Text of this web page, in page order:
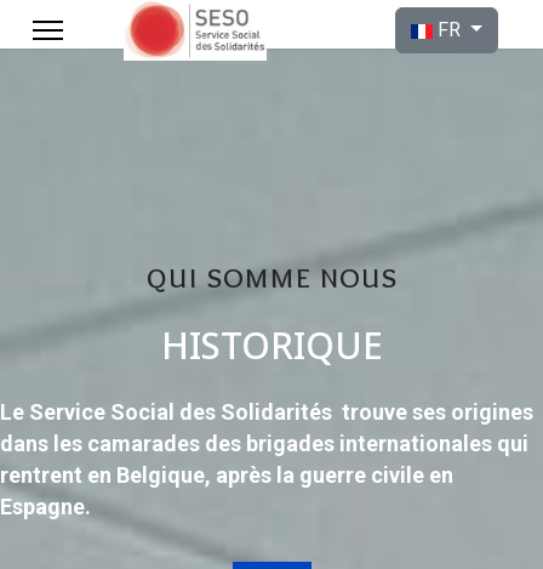
Sélectionnez votre
FR
qui somme nous
HISTORIQUE
Le Service Social des Solidarités trouve ses origines
dans les camarades des brigades internationales qui
rentrent en Belgique, après la guerre civile en
Espagne.